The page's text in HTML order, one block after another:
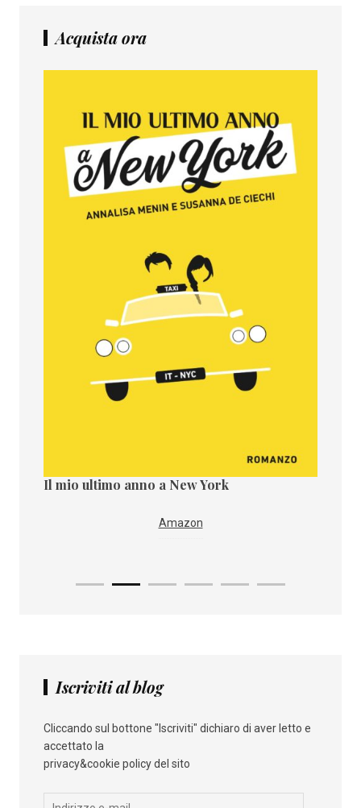
Acquista ora
Il mio ultimo anno a New York
Amazon
Iscriviti al blog
Cliccando sul bottone "Iscriviti" dichiaro di aver letto e
accettato la
privacy&cookie policy del sito
Indirizzo